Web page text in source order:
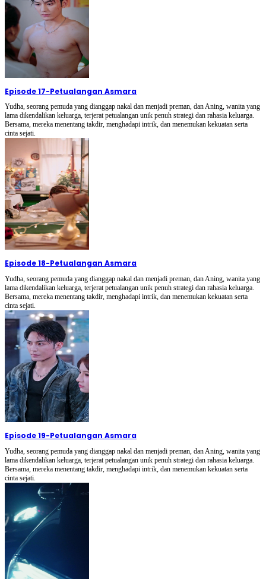
Episode 17-Petualangan Asmara
Yudha, seorang pemuda yang dianggap nakal dan menjadi preman, dan Aning, wanita yang
lama dikendalikan keluarga, terjerat petualangan unik penuh strategi dan rahasia keluarga.
Bersama, mereka menentang takdir, menghadapi intrik, dan menemukan kekuatan serta
cinta sejati.
Episode 18-Petualangan Asmara
Yudha, seorang pemuda yang dianggap nakal dan menjadi preman, dan Aning, wanita yang
lama dikendalikan keluarga, terjerat petualangan unik penuh strategi dan rahasia keluarga.
Bersama, mereka menentang takdir, menghadapi intrik, dan menemukan kekuatan serta
cinta sejati.
Episode 19-Petualangan Asmara
Yudha, seorang pemuda yang dianggap nakal dan menjadi preman, dan Aning, wanita yang
lama dikendalikan keluarga, terjerat petualangan unik penuh strategi dan rahasia keluarga.
Bersama, mereka menentang takdir, menghadapi intrik, dan menemukan kekuatan serta
cinta sejati.